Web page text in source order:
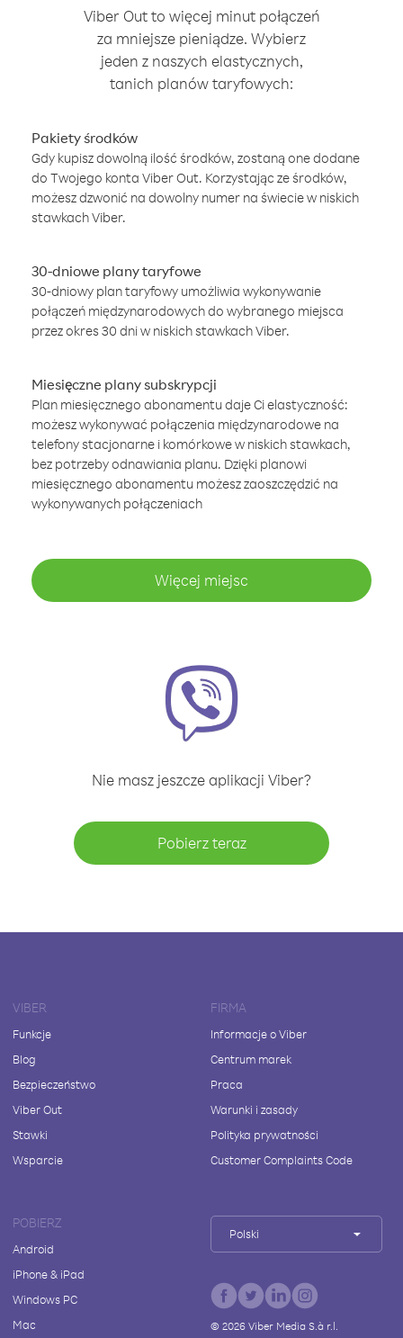
Viber Out to więcej minut połączeń
za mniejsze pieniądze. Wybierz
jeden z naszych elastycznych,
tanich planów taryfowych:
Pakiety środków
Gdy kupisz dowolną ilość środków, zostaną one dodane
do Twojego konta Viber Out. Korzystając ze środków,
możesz dzwonić na dowolny numer na świecie w niskich
stawkach Viber.
30-dniowe plany taryfowe
30-dniowy plan taryfowy umożliwia wykonywanie
połączeń międzynarodowych do wybranego miejsca
przez okres 30 dni w niskich stawkach Viber.
Miesięczne plany subskrypcji
Plan miesięcznego abonamentu daje Ci elastyczność:
możesz wykonywać połączenia międzynarodowe na
telefony stacjonarne i komórkowe w niskich stawkach,
bez potrzeby odnawiania planu. Dzięki planowi
miesięcznego abonamentu możesz zaoszczędzić na
wykonywanych połączeniach
Więcej miejsc
Nie masz jeszcze aplikacji Viber?
Pobierz teraz
VIBER
Funkcje
Blog
Bezpieczeństwo
Viber Out
Stawki
Wsparcie
FIRMA
Informacje o Viber
Centrum marek
Praca
Warunki i zasady
Polityka prywatności
Customer Complaints Code
POBIERZ
Android
iPhone & iPad
Windows PC
Mac
Polski
© 2026Viber Media S.à r.l.